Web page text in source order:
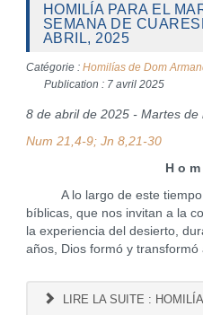
HOMILÍA PARA EL
SEMANA DE
ABRIL, 2025
Catégorie : Homilías de Dom
Publication : 7 avril 2025
8 de abril de 2025 - Martes de
Num 21,4-9; Jn 8,21-30
H o
A lo largo de este tiempo
bíblicas, que nos invitan a la
la experiencia del desierto,
años, Dios formó y transformó
LIRE LA SUITE :